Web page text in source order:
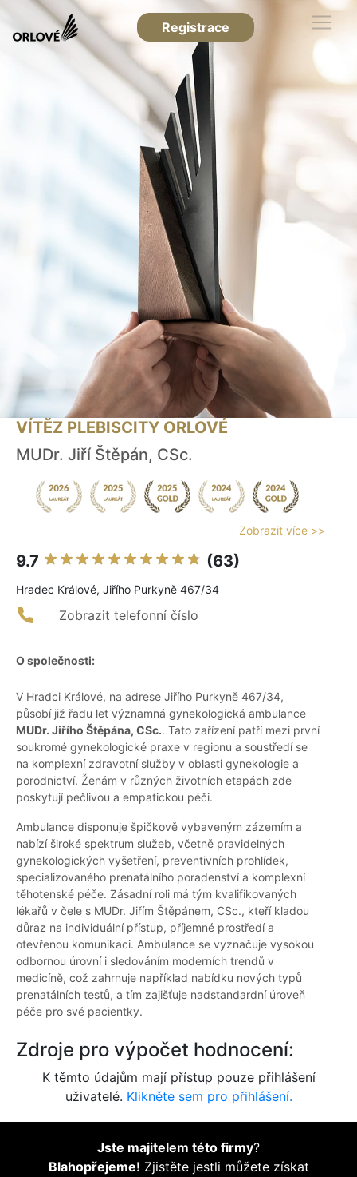
Registrace
VÍTĚZ PLEBISCITY ORLOVÉ
MUDr. Jiří Štěpán, CSc.
Zobrazit více >>
9.7 (63)
Hradec Králové, Jiřího Purkyně 467/34
Zobrazit telefonní číslo
O společnosti:
V Hradci Králové, na adrese Jiřího Purkyně 467/34,
působí již řadu let významná gynekologická ambulance
MUDr. Jiřího Štěpána, CSc.. Tato zařízení patří mezi první
soukromé gynekologické praxe v regionu a soustředí se
na komplexní zdravotní služby v oblasti gynekologie a
porodnictví. Ženám v různých životních etapách zde
poskytují pečlivou a empatickou péči.
Ambulance disponuje špičkově vybaveným zázemím a
nabízí široké spektrum služeb, včetně pravidelných
gynekologických vyšetření, preventivních prohlídek,
specializovaného prenatálního poradenství a komplexní
těhotenské péče. Zásadní roli má tým kvalifikovaných
lékařů v čele s MUDr. Jiřím Štěpánem, CSc., kteří kladou
důraz na individuální přístup, příjemné prostředí a
otevřenou komunikaci. Ambulance se vyznačuje vysokou
odbornou úrovní i sledováním moderních trendů v
medicíně, což zahrnuje například nabídku nových typů
prenatálních testů, a tím zajišťuje nadstandardní úroveň
péče pro své pacientky.
Zdroje pro výpočet hodnocení:
K těmto údajům mají přístup pouze přihlášení
uživatelé. Klikněte sem pro přihlášení.
Jste majitelem této firmy?
Blahopřejeme! Zjistěte jestli můžete získat